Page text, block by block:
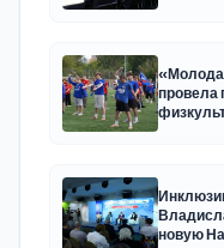
провела
новую